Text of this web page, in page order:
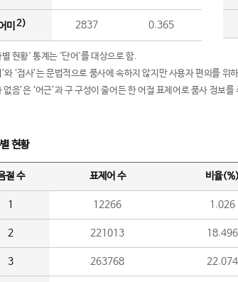
미 2) 2837 0.365
현황' 통계는 '단어'를 대상으로 함.
와 ‘접사’는 문법적으로 품사에 속하지 않지만 사용자 편의를 위
없음’은 ‘어근’과 구 구성이 줄어든 한 어절 표제어로 품사 정보
현황
절 수 표제어 수 비율(%)
1 12266 1.026
2 221013 18.496
3 263768 22.074